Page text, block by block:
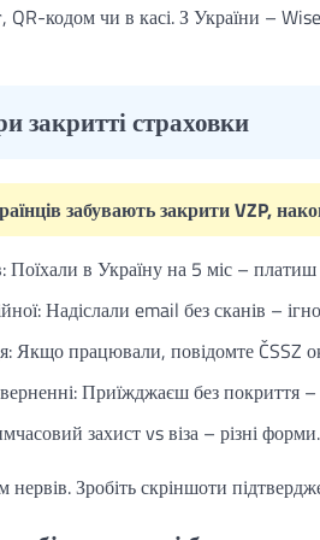
кодом чи в касі. З України –
закритті страховки
забувають закрити VZP,
Поїхали в Україну на 5 міс –
Надіслали email без сканів –
Якщо працювали, повідомте ČSSZ
Приїжджаєш без покриття
захист vs віза – різні форми.
Зробіть скріншоти